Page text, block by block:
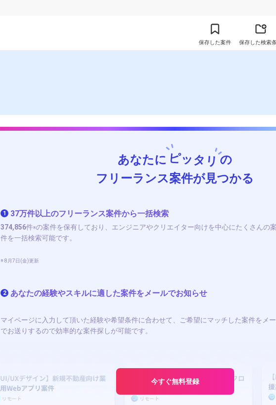
保存した案件 保存した検索
あなたに ピッタリの
フリーランス案件が見つかる
1 37万件以上のフリーランス案件から一括検索
374,856件※の案件を保有しており、エンジニアやクリエイター向けを中心にたくさんの案
件を一括検索可能です。
※ 8月7日(金)更新
2 あなたの経験やスキルに適した案件をメールでお知らせ
マイページに入力して頂いた経験や希望条件に合わせて、ご希望にマッチした案件をメ
でお送りするので効率的な案件探しが可能です。
今すぐ無料登録